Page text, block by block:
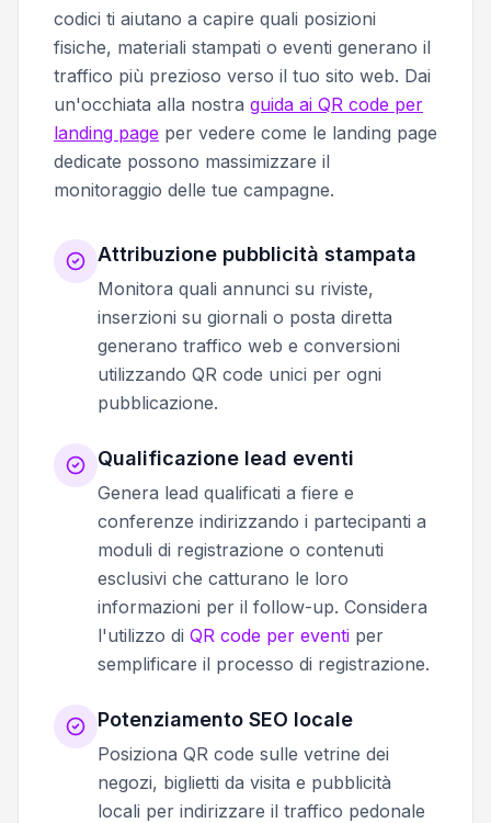
codici ti aiutano a capire quali posizioni
fisiche, materiali stampati o eventi generano il
traffico più prezioso verso il tuo sito web. Dai
un'occhiata alla nostra guida ai QR code per
landing page per vedere come le landing page
dedicate possono massimizzare il
monitoraggio delle tue campagne.
Attribuzione pubblicità stampata
Monitora quali annunci su riviste,
inserzioni su giornali o posta diretta
generano traffico web e conversioni
utilizzando QR code unici per ogni
pubblicazione.
Qualificazione lead eventi
Genera lead qualificati a fiere e
conferenze indirizzando i partecipanti a
moduli di registrazione o contenuti
esclusivi che catturano le loro
informazioni per il follow-up. Considera
l'utilizzo di QR code per eventi per
semplificare il processo di registrazione.
Potenziamento SEO locale
Posiziona QR code sulle vetrine dei
negozi, biglietti da visita e pubblicità
locali per indirizzare il traffico pedonale